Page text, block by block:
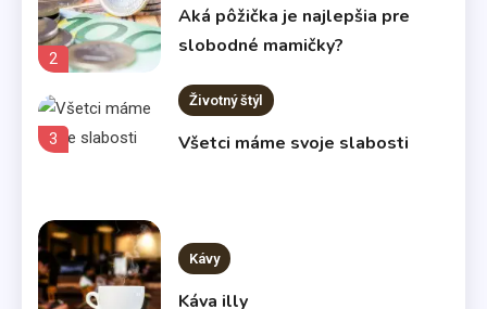
2
Aká pôžička je najlepšia pre
slobodné mamičky?
3
Životný štýl
Všetci máme svoje slabosti
Kávy
Káva illy